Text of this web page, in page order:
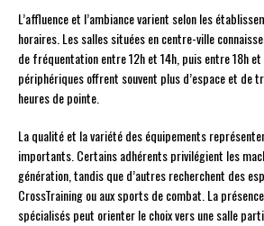
L’affluence et l’ambiance varient selon les
horaires. Les salles situées en centre-ville
de fréquentation entre 12h et 14h, puis entre 18h
périphériques offrent souvent plus d’espace et de
heures de pointe.
La qualité et la variété des équipements
importants. Certains adhérents privilégient les
génération, tandis que d’autres recherchent des
CrossTraining ou aux sports de combat. La
spécialisés peut orienter le choix vers une salle